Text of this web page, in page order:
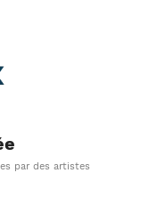
par des artistes